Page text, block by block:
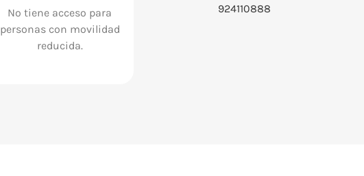
No tiene acceso para
personas con movilidad
reducida.
924110888